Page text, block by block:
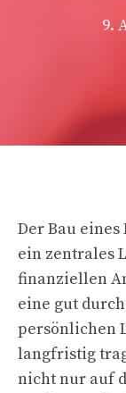
9.
Der Bau
ein zentrales
finanziellen
eine gut
persönlichen
langfristig
nicht nur auf